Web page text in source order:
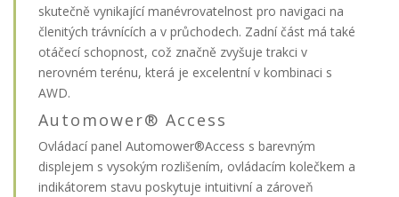
skutečně vynikající manévrovatelnost pro navigaci na
členitých trávnících a v průchodech. Zadní část má také
otáčecí schopnost, což značně zvyšuje trakci v
nerovném terénu, která je excelentní v kombinaci s
AWD.
Automower® Access
Ovládací panel Automower®Access s barevným
displejem s vysokým rozlišením, ovládacím kolečkem a
indikátorem stavu poskytuje intuitivní a zároveň